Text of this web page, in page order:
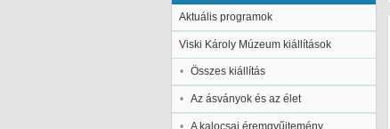
Aktuális programok
Viski Károly Múzeum kiállítások
Összes kiállítás
Az ásványok és az élet
A kalocsai éremgyűjtemény